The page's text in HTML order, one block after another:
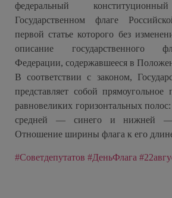
федеральный
Государственном флаге
первой статье которого без
описание государственного
Федерации, содержавшееся в
В соответствии с законом,
представляет собой
равновеликих горизонтальных
средней — синего и нижней —
Отношение ширины флага к его
#Советдепутатов #ДеньФлага